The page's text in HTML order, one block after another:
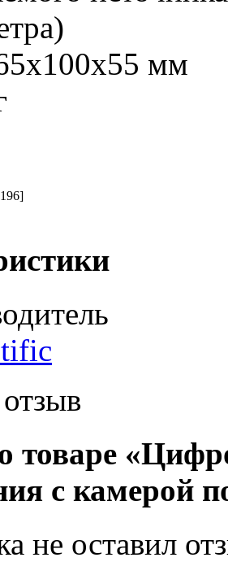
мм
с камерой
не оставил